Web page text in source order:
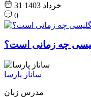
31 خرداد 1403
0
چه زمانی است؟
ساناز پارسا
مدرس زبان